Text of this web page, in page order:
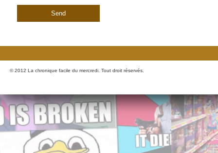
© 2012 La chronique facile du mercredi. Tout droit réservés.